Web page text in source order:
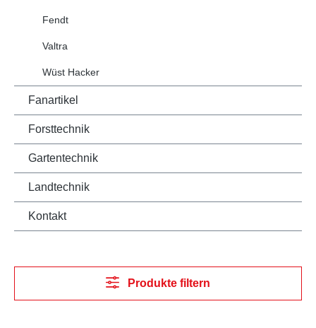
Fendt
Valtra
Wüst Hacker
Fanartikel
Forsttechnik
Gartentechnik
Landtechnik
Kontakt
Produkte filtern